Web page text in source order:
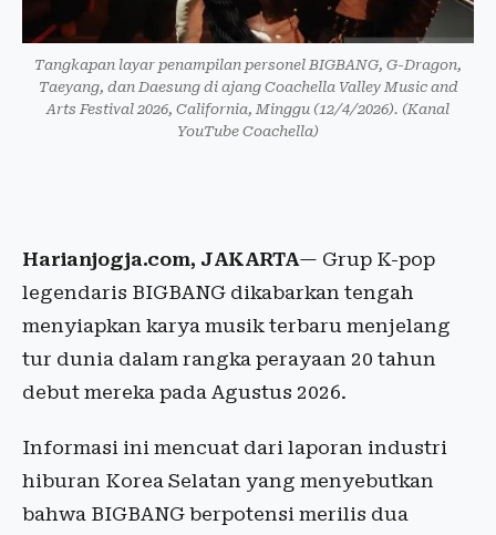
Tangkapan layar penampilan personel BIGBANG, G-Dragon,
Taeyang, dan Daesung di ajang Coachella Valley Music and
Arts Festival 2026, California, Minggu (12/4/2026). (Kanal
YouTube Coachella)
Harianjogja.com, JAKARTA— Grup K-pop
legendaris BIGBANG dikabarkan tengah
menyiapkan karya musik terbaru menjelang
tur dunia dalam rangka perayaan 20 tahun
debut mereka pada Agustus 2026.
Informasi ini mencuat dari laporan industri
hiburan Korea Selatan yang menyebutkan
bahwa BIGBANG berpotensi merilis dua